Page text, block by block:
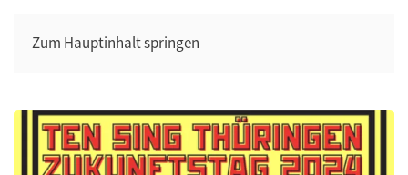
Zum Hauptinhalt springen